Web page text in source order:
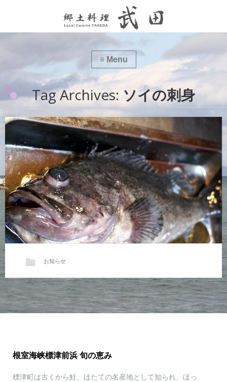
Tag Archives: ソイの刺身
待ちに待った、標津産ソイが入荷！
今年に入ってから、標津近海で漁獲…
お知らせ
根室海峡標津前浜 旬の恵み
標津町は古くから鮭、ほたての名産地として知られ、ほっ